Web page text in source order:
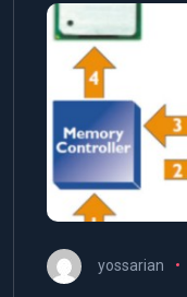
yossarian